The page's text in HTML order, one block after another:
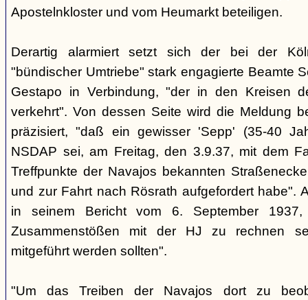
Apostelnkloster und vom Heumarkt beteiligen.
Derartig alarmiert setzt sich der bei der
"bündischer Umtriebe" stark engagierte Beamte
Gestapo in Verbindung, "der in den Kreisen
verkehrt". Von dessen Seite wird die Meldung
präzisiert, "daß ein gewisser 'Sepp' (35-40
NSDAP sei, am Freitag, den 3.9.37, mit dem
Treffpunkte der Navajos bekannten
und zur Fahrt nach Rösrath aufgefordert habe".
in seinem Bericht vom 6. September
Zusammenstößen mit der HJ zu rechnen
mitgeführt werden sollten".
"Um das Treiben der Navajos dort zu